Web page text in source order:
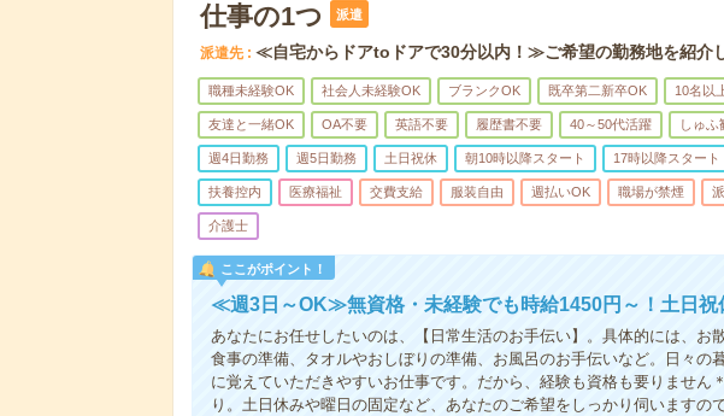
仕事の1つ
派遣
派遣先 ≪自宅からドアtoドアで30分以内！≫ご希望の勤務地を紹介し
職種未経験OK 社会人未経験OK ブランクOK 既卒第二新卒OK 10名以
友達と一緒OK OA不要 英語不要 履歴書不要 40～50代活躍 しゅふ
週4日勤務 週5日勤務 土日祝休 朝10時以降スタート 17時以降スタート
扶養控内 医療福祉 交費支給 服装自由 週払いOK 職場が禁煙
介護士
ここがポイント！
≪週3日～OK≫無資格・未経験でも時給1450円～！土日祝
あなたにお任せしたいのは、【日常生活のお手伝い】。具体的には、お
食事の準備、タオルやおしぼりの準備、お風呂のお手伝いなど。日々の
に覚えていただきやすいお仕事です。だから、経験も資格も要りません
り。土日休みや曜日の固定など、あなたのご希望をしっかり伺いますの